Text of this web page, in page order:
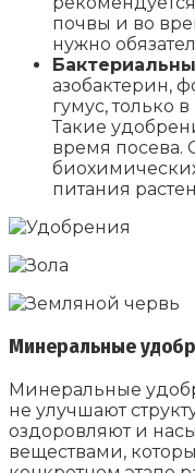
почвы и во
нужно
азобактерин,
гумус, только
Такие
время посева.
питания
Минеральные
Минеральные
не улучшают
оздоровляют и
веществами,